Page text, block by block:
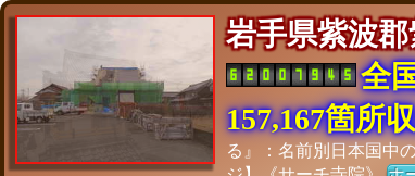
岩手県紫波
全
157,167箇所
る』：名前別日本国中